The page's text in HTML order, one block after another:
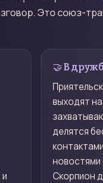
Это союз-
🤝 В
выходят
делятся
новостями
Скорпион